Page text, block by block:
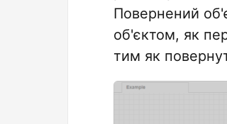
Повернений
об'єктом, як
тим як